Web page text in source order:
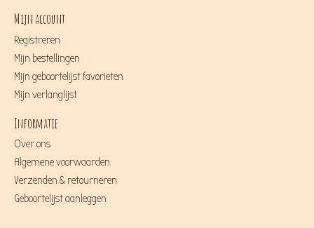
Mijn account
Registreren
Mijn bestellingen
Mijn geboortelijst favorieten
Mijn verlanglijst
Informatie
Over ons
Algemene voorwaarden
Verzenden & retourneren
Geboortelijst aanleggen